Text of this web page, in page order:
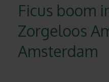
Ficus boom
Zorgeloos
Amsterdam